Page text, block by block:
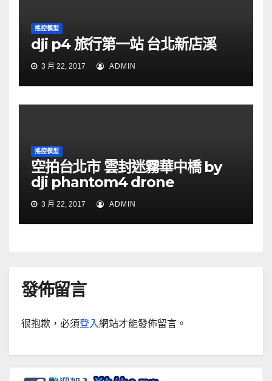
搖控模型
dji p4 旅行第一站 台北新店溪
3 月 22, 2017 ADMIN
搖控模型
空拍台北市 雲封迷霧華中橋 by
dji phantom4 drone
3 月 22, 2017 ADMIN
發佈留言
很抱歉，必須登入網站才能發佈留言。